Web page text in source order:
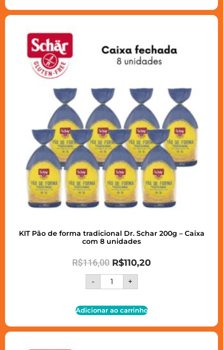
KIT Pão de forma tradicional Dr. Schar 200g – Caixa
com 8 unidades
R$116,00 R$110,20
- +
Adicionar ao carrinho